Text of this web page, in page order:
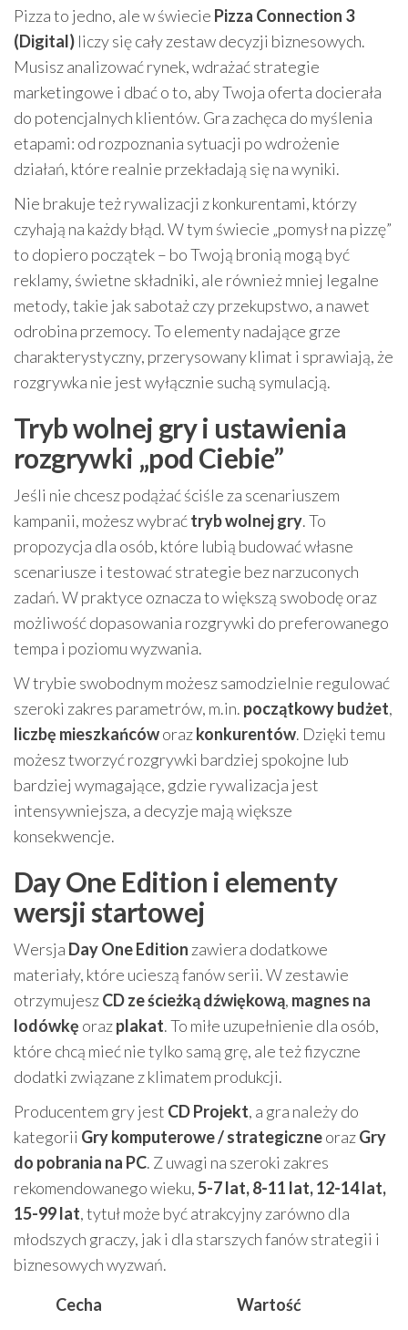
Pizza to jedno, ale w świecie Pizza Connection 3
(Digital) liczy się cały zestaw decyzji biznesowych.
Musisz analizować rynek, wdrażać strategie
marketingowe i dbać o to, aby Twoja oferta docierała
do potencjalnych klientów. Gra zachęca do myślenia
etapami: od rozpoznania sytuacji po wdrożenie
działań, które realnie przekładają się na wyniki.
Nie brakuje też rywalizacji z konkurentami, którzy
czyhają na każdy błąd. W tym świecie „pomysł na pizzę”
to dopiero początek – bo Twoją bronią mogą być
reklamy, świetne składniki, ale również mniej legalne
metody, takie jak sabotaż czy przekupstwo, a nawet
odrobina przemocy. To elementy nadające grze
charakterystyczny, przerysowany klimat i sprawiają, że
rozgrywka nie jest wyłącznie suchą symulacją.
Tryb wolnej gry i ustawienia
rozgrywki „pod Ciebie”
Jeśli nie chcesz podążać ściśle za scenariuszem
kampanii, możesz wybraćtryb wolnej gry. To
propozycja dla osób, które lubią budować własne
scenariusze i testować strategie bez narzuconych
zadań. W praktyce oznacza to większą swobodę oraz
możliwość dopasowania rozgrywki do preferowanego
tempa i poziomu wyzwania.
W trybie swobodnym możesz samodzielnie regulować
szeroki zakres parametrów, m.in. początkowy budżet,
liczbę mieszkańcóworazkonkurentów. Dzięki temu
możesz tworzyć rozgrywki bardziej spokojne lub
bardziej wymagające, gdzie rywalizacja jest
intensywniejsza, a decyzje mają większe
konsekwencje.
Day One Edition i elementy
wersji startowej
Wersja Day One Edition zawiera dodatkowe
materiały, które ucieszą fanów serii. W zestawie
otrzymujeszCD ze ścieżką dźwiękową, magnes na
lodówkę orazplakat. To miłe uzupełnienie dla osób,
które chcą mieć nie tylko samą grę, ale też fizyczne
dodatki związane z klimatem produkcji.
Producentem gry jest CD Projekt, a gra należy do
kategorii Gry komputerowe / strategiczneorazGry
do pobrania na PC. Z uwagi na szeroki zakres
rekomendowanego wieku,5-7 lat, 8-11 lat, 12-14 lat,
15-99 lat, tytuł może być atrakcyjny zarówno dla
młodszych graczy, jak i dla starszych fanów strategii i
biznesowych wyzwań.
Cecha
Wartość